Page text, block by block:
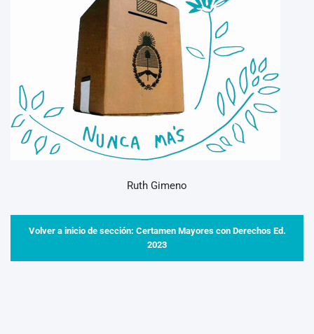
Ruth Gimeno
Volver a inicio de sección: Certamen Mayores con Derechos Ed.
2023